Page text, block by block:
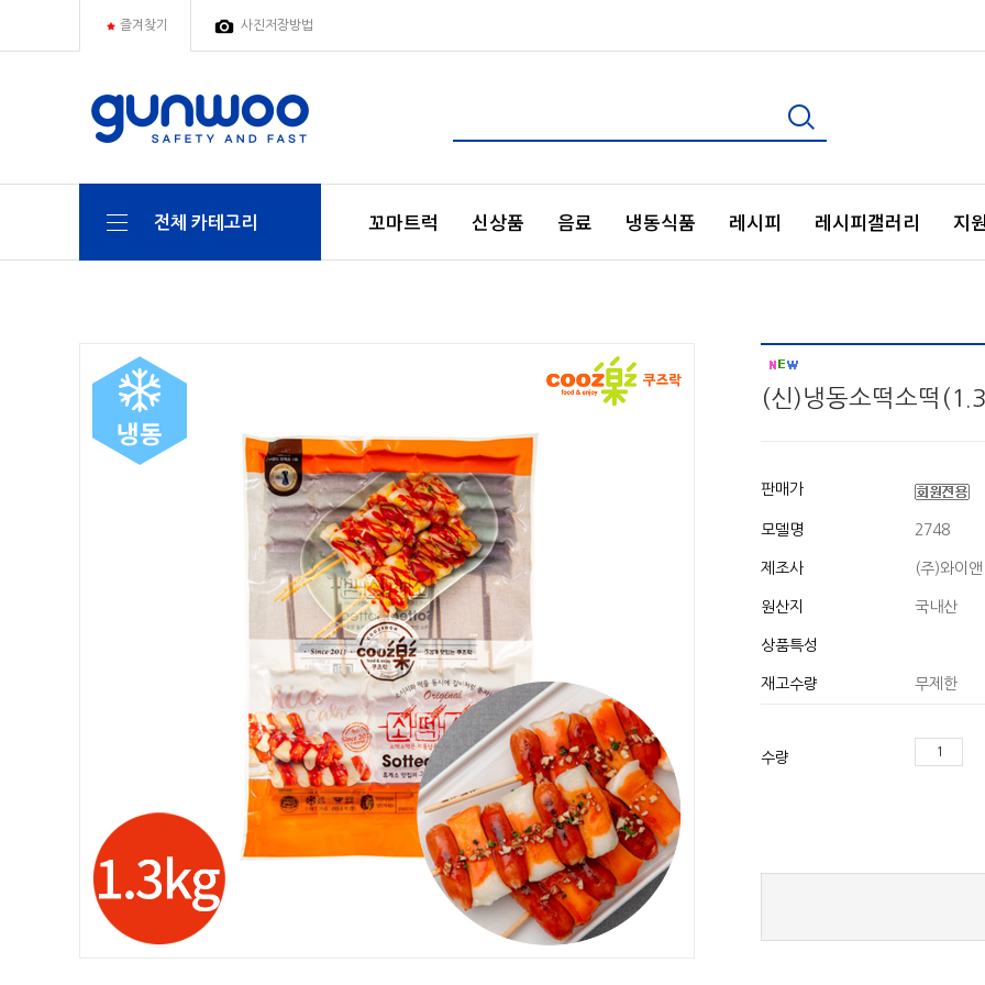
즐겨찾기 사진저장방법
전체 카테고리 꼬마트럭 신상품 음료 냉동식품 레시피 레시피갤러리 지
(신)냉동소떡소떡
판매가
모델명 2748
제조사 (주)와이
원산지 국내산
상품특성
재고수량 무제한
수량